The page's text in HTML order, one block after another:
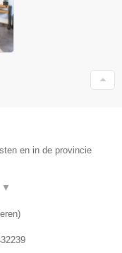
en in de provincie
▼
)